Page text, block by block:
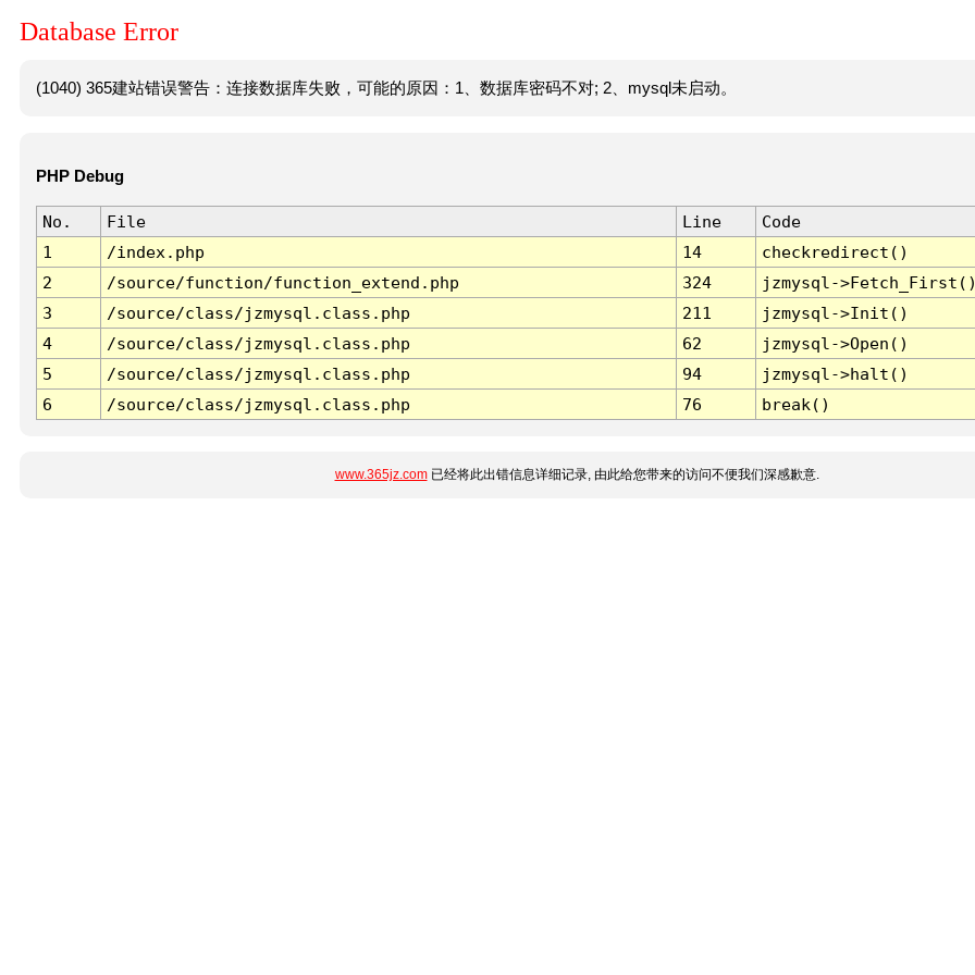
Database Error
(1040) 365建站错误警告：连接数据库失败，可能的原因：1、数据库密码不对; 2、mysql未启动。
PHP Debug
No. File Line
Code
1
/index.php 14
checkredirect()
2
/source/function/function_extend.php 324
jzmysql-
3
/source/class/jzmysql.class.php 211
jzmysql->Init()
4
/source/class/jzmysql.class.php 62
jzmysql->Open()
5
/source/class/jzmysql.class.php 94
jzmysql->halt()
6
/source/class/jzmysql.class.php 76 break()
www.365jz.com已经将此出错信息详细记录, 由此给您带来的访问不便我们深感歉意.